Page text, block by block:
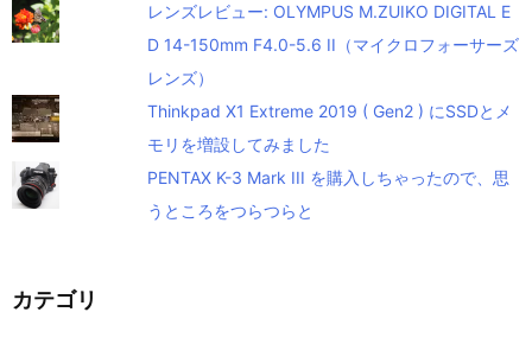
レンズレビュー: OLYMPUS M.ZUIKO DIGITAL E
D 14-150mm F4.0-5.6 II（マイクロフォーサーズ
レンズ）
Thinkpad X1 Extreme 2019 ( Gen2 ) にSSDとメ
モリを増設してみました
PENTAX K-3 Mark III を購入しちゃったので、思
うところをつらつらと
カテゴリ